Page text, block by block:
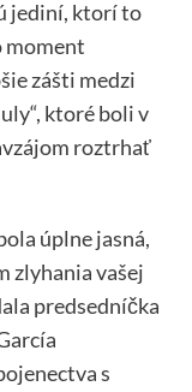
jediní, ktorí to
moment
zášti medzi
ktoré boli v
roztrhať
úplne jasná,
zlyhania vašej
predsedníčka
s